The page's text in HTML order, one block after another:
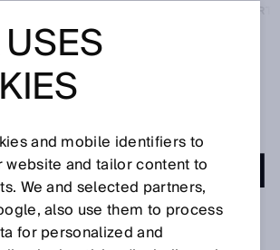
DIE
and mobile identifiers to
and tailor content to
We and selected partners,
also use them to process
for personalized and